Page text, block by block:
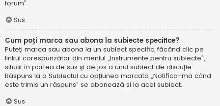
forum”.
Sus
Cum poți marca sau abona la subiecte specifice?
Puteți marca sau abona la un subiect specific, făcând clic pe
linkul corespunzător din meniul „Instrumente pentru subiecte”,
situat în partea de sus și de jos a unui subiect de discuție.
Răspuns la o Subiectul cu opțiunea marcată „Notifica-mă când
este trimis un răspuns” se abonează și la acel subiect.
Sus